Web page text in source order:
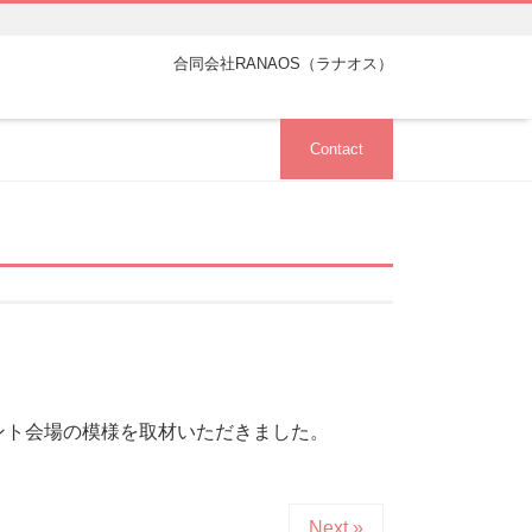
合同会社RANAOS（ラナオス）
Contact
会場の模様を取材いただきました。
Next »